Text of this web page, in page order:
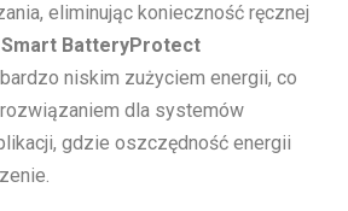
eliminując konieczność ręcznej
Smart BatteryProtect
niskim zużyciem energii, co
dla systemów
gdzie oszczędność energii